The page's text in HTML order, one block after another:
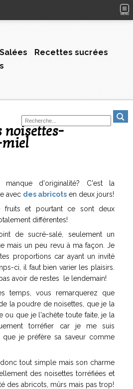
MENU
Recettes sucrées
d'originalité? C'est la
avec des abricots en deux jours!
fruits et pourtant ce sont deux
différentes!
de sucré-salé, seulement un
mais un peu revu à ma façon. Je
proportions car ayant un invité
ci, il faut bien varier les plaisirs.
avoir de restes le lendemain!
temps, vous remarquerez que
la poudre de noisettes, que je la
ou que je l'achète toute faite, je la
torréfier car je me suis
que je préfère sa saveur comme
tout simple mais son charme
des noisettes torréfiées et
des abricots, mûrs mais pas trop!